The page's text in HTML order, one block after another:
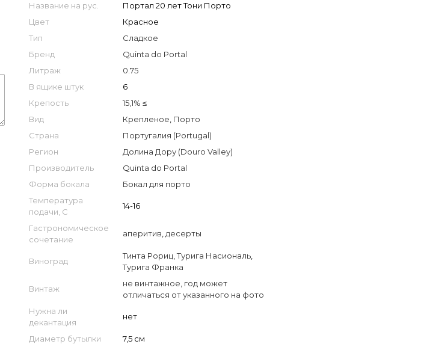
Название на рус.
Портал 20 лет Тони Порто
Цвет
Красное
Тип
Сладкое
Бренд
Quinta do Portal
Литраж
0.75
В ящике штук
6
Крепость
15,1% ≤
Вид
Крепленое Порто
Страна
Португалия (Portugal)
Регион
Долина Дору (Douro Valley)
Производитель
Quinta do Portal
Форма бокала
Бокал для порто
Температура
подачи, С
14-16
Гастрономическое
сочетание
аперитив десерты
Виноград
Тинта Рориц ,Турига Насиональ
Турига Франка
Винтаж
не винтажное, год может
отличаться от указанного на фото
Нужна ли
декантация
нет
Диаметр бутылки
7,5 см